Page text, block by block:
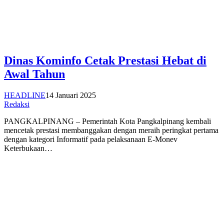
Dinas Kominfo Cetak Prestasi Hebat di
Awal Tahun
HEADLINE14 Januari 2025
Redaksi
PANGKALPINANG – Pemerintah Kota Pangkalpinang kembali
mencetak prestasi membanggakan dengan meraih peringkat pertama
dengan kategori Informatif pada pelaksanaan E-Monev
Keterbukaan…